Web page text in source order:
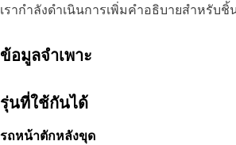
เรากำลังดำเนินการเพิ่มคำอธิบายสำหรับ
ข้อมูลจำเพาะ
รุ่นที่ใช้กันได้
รถหน้าตักหลังขุด